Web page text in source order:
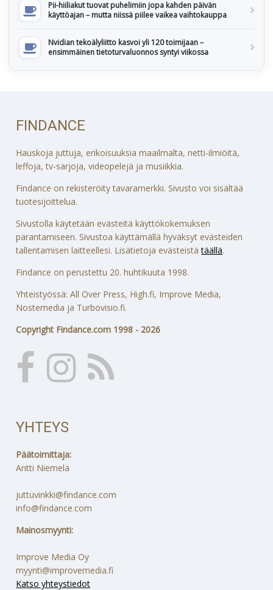
Pii-hiiliakut tuovat puhelimiin jopa kahden päivän
käyttöajan – mutta niissä piilee vaikea vaihtokauppa
Nvidian tekoälyliitto kasvoi yli 120 toimijaan –
ensimmäinen tietoturvaluonnos syntyi viikossa
FINDANCE
Hauskoja juttuja, erikoisuuksia maailmalta, netti-ilmiöitä,
leffoja, tv-sarjoja, videopelejä ja musiikkia.
Findance on rekisteröity tavaramerkki. Sivusto voi sisältää
tuotesijoittelua.
Sivustolla käytetään evästeitä käyttökokemuksen
parantamiseen. Sivustoa käyttämällä hyväksyt evästeiden
tallentamisen laitteellesi. Lisätietoja evästeistätäällä.
Findance on perustettu 20. huhtikuuta 1998.
Yhteistyössä: All Over Press, High.fi, Improve Media,
Nostemedia ja Turbovisio.fi.
Copyright Findance.com 1998 - 2026
YHTEYS
Päätoimittaja:
Antti Niemelä
juttuvinkki@findance.com
info@findance.com
Mainosmyynti:
Improve Media Oy
myynti@improvemedia.fi
Katso yhteystiedot